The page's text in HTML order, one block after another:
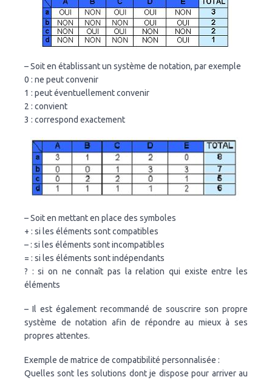
– Soit en établissant un système de notation, par exemple
0 : ne peut convenir
1 : peut éventuellement convenir
2 : convient
3 : correspond exactement
– Soit en mettant en place des symboles
+ : si les éléments sont compatibles
– : si les éléments sont incompatibles
= : si les éléments sont indépendants
? : si on ne connaît pas la relation qui existe entre les
éléments
– Il est également recommandé de souscrire son propre
système de notation afin de répondre au mieux à ses
propres attentes.
Exemple de matrice de compatibilité personnalisée :
Quelles sont les solutions dont je dispose pour arriver au